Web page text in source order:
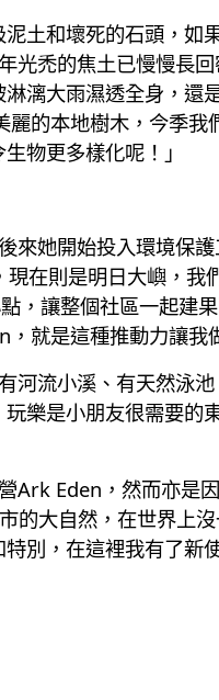
土和壞死的石頭，
禿的焦土已慢慢長
漓大雨濕透全身，還
的本地樹木，今季
物更多樣化呢！」
來她開始投入環境保
在則是明日大嶼，
讓整個社區一起建
就是這種推動力讓我
河流小溪、有天然泳
樂是小朋友很需要的
Ark Eden，然而亦是
大自然，在世界上
別，在這裡我有了新